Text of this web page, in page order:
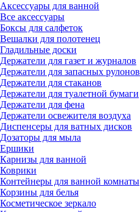
Аксессуары для ванной
Все аксессуары
Боксы для салфеток
Вешалки для полотенец
Гладильные доски
Держатели для газет и журналов
Держатели для запасных рулонов
Держатели для стаканов
Держатели для туалетной бумаги
Держатели для фена
Держатели освежителя воздуха
Диспенсеры для ватных дисков
Дозаторы для мыла
Ершики
Карнизы для ванной
Коврики
Контейнеры для ванной комнаты
Корзины для белья
Косметическое зеркало